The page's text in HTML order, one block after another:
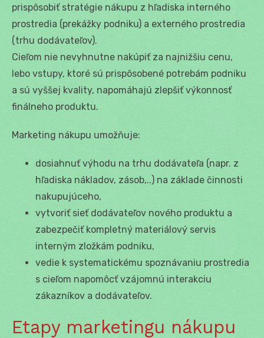
prispôsobiť stratégie nákupu z hľadiska interného
prostredia (prekážky podniku) a externého prostredia
(trhu dodávateľov).
Cieľom nie nevyhnutne nakúpiť za najnižšiu cenu,
lebo vstupy, ktoré sú prispôsobené potrebám podniku
a sú vyššej kvality, napomáhajú zlepšiť výkonnosť
finálneho produktu.
Marketing nákupu umožňuje:
dosiahnuť výhodu na trhu dodávateľa (napr. z
hľadiska nákladov, zásob,..) na základe činnosti
nakupujúceho,
vytvoriť sieť dodávateľov nového produktu a
zabezpečiť kompletný materiálový servis
interným zložkám podniku,
vedie k systematickému spoznávaniu prostredia
s cieľom napomôcť vzájomnú interakciu
zákazníkov a dodávateľov.
Etapy marketingu nákupu